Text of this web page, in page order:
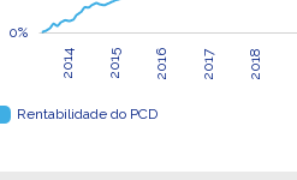
0%
L2014 2015 2016 2017 2018
Rentabilidade do PCD